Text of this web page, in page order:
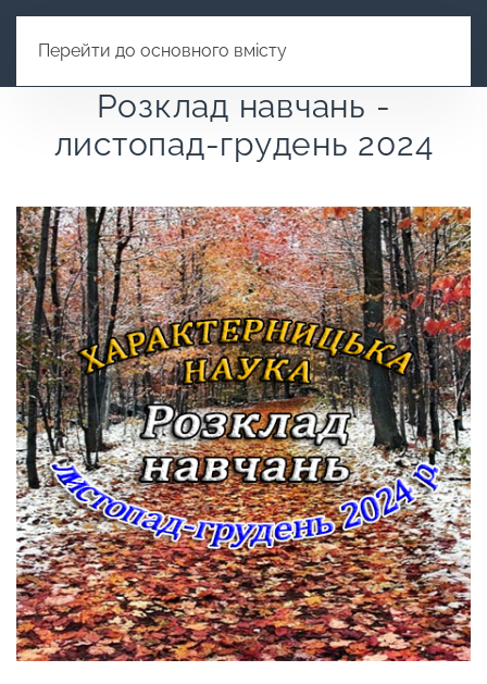
Перейти до основного вмісту
Розклад навчань -
листопад-грудень 2024